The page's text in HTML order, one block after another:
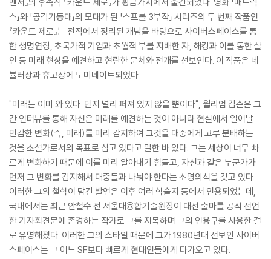
스」와 「공각기동대」의 모태가 된 「스프롤 3부작」 시리즈의 두 번째 작품인
『카운트 제로』는 전작에서 정리된 개념을 바탕으로 사이버스페이스를 통
한 생명연장, 초국가적 기업과 초월적 부를 지배한 자, 해킹과 이를 통한 살
인 등 미래 현상을 예견하고 현란한 문체와 전개를 선보인다. 이 작품은 네
뷸러상과 휴고상에 노미네이트되었다.
"미래는 이미 와 있다. 단지 널리 퍼져 있지 않을 뿐이다", 윌리엄 깁슨은 그
간 인터뷰를 통해 자신은 미래를 예견하는 것이 아니라 현실에서 일어날
민감한 변화(즉, 미래)를 미리 감지하여 그것을 대중에게 고루 분배하는
것을 소설가로서의 목표로 삼고 있다고 말한 바 있다. 그는 세상이 너무 빠
르게 변화하기 때문에 이를 미리 알아내기 힘들고, 자신과 같은 누군가가
먼저 그 변화를 감지해서 대중들과 나눠야 한다는 소명의식을 갖고 있다.
이러한 그의 철학이 담긴 발언은 이후 여러 학술지 등에서 인용되었는데,
국내에서는 최근 안철수 전 서울대융합기술원장이 대선 출마를 공식 선언
한 기자회견문에 존경하는 작가로 그를 지목하며 그의 인용구를 사용한 걸
로 유명해졌다. 이러한 그의 스타일 때문에 그가 1980년대 선보인 사이버
스페이스는 그 어느 SF보다 빠르게 현대인들에게 다가오고 있다.